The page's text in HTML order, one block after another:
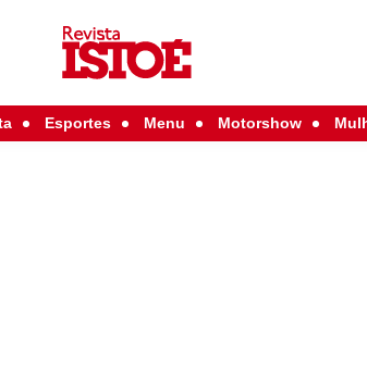
Esportes Menu Motorshow